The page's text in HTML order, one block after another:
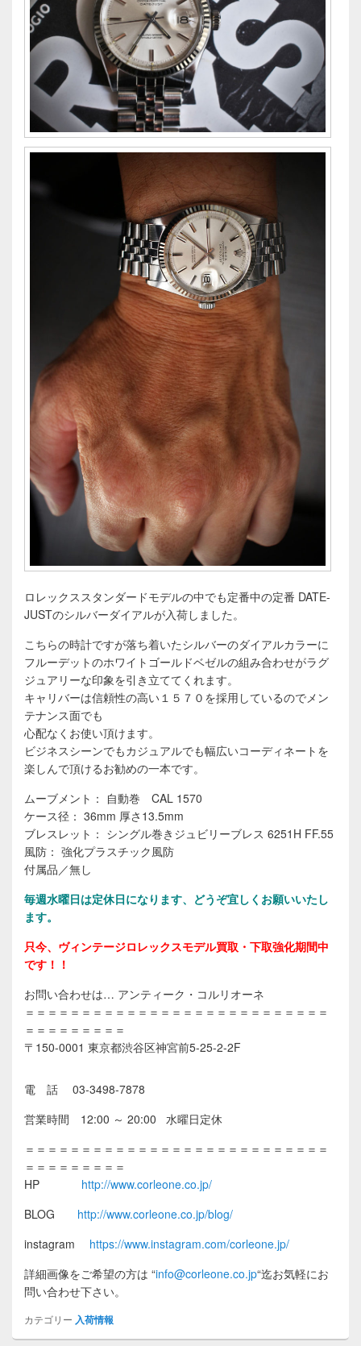
ロレックススタンダードモデルの中でも定番中の定番 DATE-
JUSTのシルバーダイアルが入荷しました。
こちらの時計ですが落ち着いたシルバーのダイアルカラーに
フルーデットのホワイトゴールドベゼルの組み合わせがラグ
ジュアリーな印象を引き立ててくれます。
キャリバーは信頼性の高い１５７０を採用しているのでメン
テナンス面でも
心配なくお使い頂けます。
ビジネスシーンでもカジュアルでも幅広いコーディネートを
楽しんで頂けるお勧めの一本です。
ムーブメント： 自動巻 CAL 1570
ケース径： 36mm 厚さ13.5mm
ブレスレット： シングル巻きジュビリーブレス 6251H FF.55
風防： 強化プラスチック風防
付属品／無し
毎週水曜日は定休日になります、どうぞ宜しくお願いいたし
ます。
只今、ヴィンテージロレックスモデル買取・下取強化期間中
です！！
お問い合わせは… アンティーク・コルリオーネ
＝＝＝＝＝＝＝＝＝＝＝＝＝＝＝＝＝＝＝＝＝＝＝＝＝＝＝
＝＝＝＝＝＝＝＝＝
〒150-0001 東京都渋谷区神宮前5-25-2-2F
電 話 03-3498-7878
営業時間 12:00 ～ 20:00 水曜日定休
＝＝＝＝＝＝＝＝＝＝＝＝＝＝＝＝＝＝＝＝＝＝＝＝＝＝＝
＝＝＝＝＝＝＝＝＝
HP
http://www.corleone.co.jp/
BLOG http://www.corleone.co.jp/blog/
instagram https://www.instagram.com/corleone.jp/
詳細画像をご希望の方は “info@corleone.co.jp“迄お気軽にお
問い合わせ下さい。
カテゴリー 入荷情報